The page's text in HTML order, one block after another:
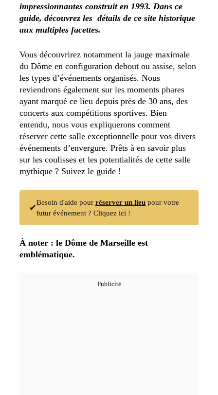
impressionnantes construit en 1993. Dans ce
guide, découvrez les détails de ce site historique
aux multiples facettes.
Vous découvrirez notamment la jauge maximale
du Dôme en configuration debout ou assise, selon
les types d’événements organisés. Nous
reviendrons également sur les moments phares
ayant marqué ce lieu depuis près de 30 ans, des
concerts aux compétitions sportives. Bien
entendu, nous vous expliquerons comment
réserver cette salle exceptionnelle pour vos divers
événements d’envergure. Prêts à en savoir plus
sur les coulisses et les potentialités de cette salle
mythique ? Suivez le guide !
✔
Besoin d'aide pour réserver un lieu pour votre
futur événement ? Cliquez ici !
À noter : le Dôme de Marseille est
emblématique.